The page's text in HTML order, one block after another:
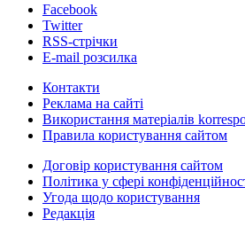
Facebook
Twitter
RSS-стрічки
E-mail розсилка
Контакти
Реклама на сайті
Використання матеріалів
Правила користування сайтом
Договір користування сайтом
Політика у сфері
Угода щодо користування
Редакція